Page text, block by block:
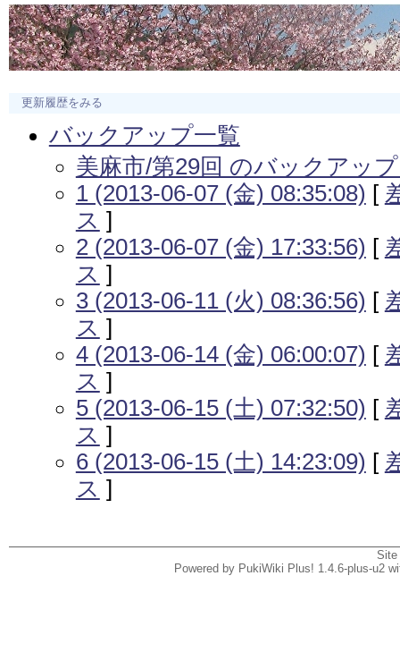
更新履歴をみる
バックアップ一覧
美麻市/第29回 のバックアッ
1 (2013-06-07 (金) 08:35:08) [
ス ]
2 (2013-06-07 (金) 17:33:56) [
ス ]
3 (2013-06-11 (火) 08:36:56) [
ス ]
4 (2013-06-14 (金) 06:00:07) [
ス ]
5 (2013-06-15 (土) 07:32:50) [
ス ]
6 (2013-06-15 (土) 14:23:09) [
ス ]
Powered by PukiWiki Plus! 1.4.6-plus-u2